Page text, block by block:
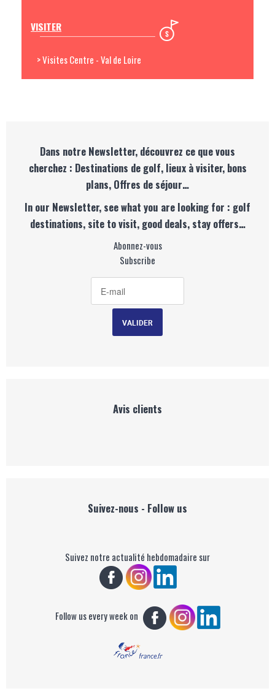
VISITER
> Visites Centre - Val de Loire
Dans notre Newsletter, découvrez ce que vous
cherchez : Destinations de golf, lieux à visiter, bons
plans, Offres de séjour…
In our Newsletter, see what you are looking for : golf
destinations, site to visit, good deals, stay offers…
Abonnez-vous
Subscribe
Avis clients
Suivez-nous - Follow us
Suivez notre actualité hebdomadaire sur
Follow us every week on